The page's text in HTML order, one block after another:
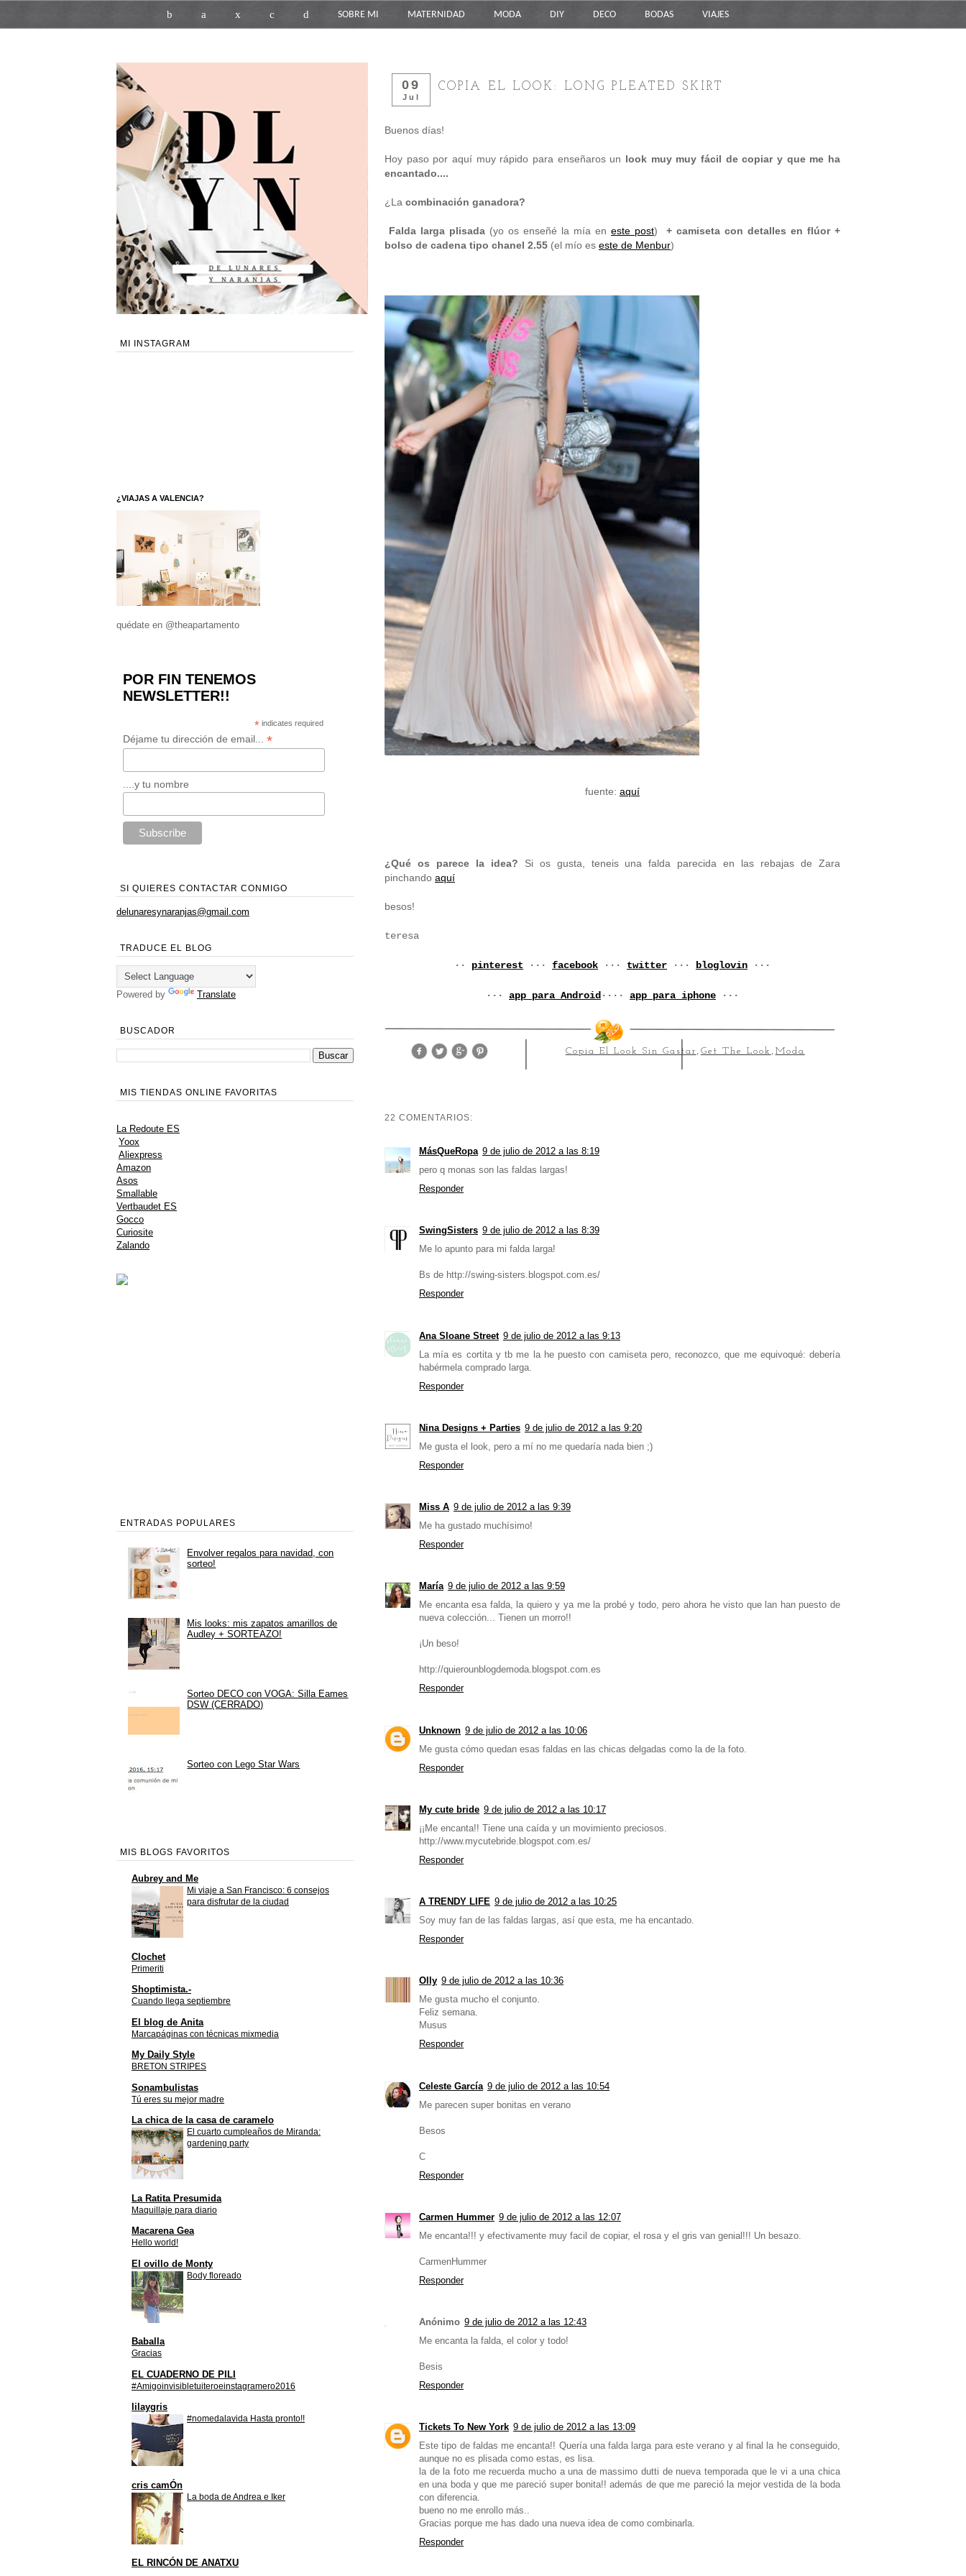
b a x c d SOBRE MI MATERNIDAD MODA DIY DECO BODAS VIAJES
09
Jul
COPIA EL LOOK: LONG PLEATED SKIRT
Buenos días!
Hoy paso por aquí muy rápido para enseñaros un look muy muy fácil de copiar y que me ha
encantado....
¿La combinación ganadora?
Falda larga plisada (yo os enseñé la mía en este post) + camiseta con detalles en flúor +
bolso de cadena tipo chanel 2.55 (el mío es este de Menbur)
fuente: aquí
¿Qué os parece la idea? Si os gusta, teneis una falda parecida en las rebajas de Zara
pinchando aquí
besos!
teresa
·· pinterest ··· facebook ··· twitter ··· bloglovin ···
··· app para Android ···· app para iphone ···
Copia El Look Sin Gastar Get The Look Moda
22 COMENTARIOS:
MásQueRopa 9 de julio de 2012 a las 8:19
pero q monas son las faldas largas!
Responder
SwingSisters 9 de julio de 2012 a las 8:39
Me lo apunto para mi falda larga!
Bs de http://swing-sisters.blogspot.com.es/
Responder
Ana Sloane Street 9 de julio de 2012 a las 9:13
La mía es cortita y tb me la he puesto con camiseta pero, reconozco, que me equivoqué: debería
habérmela comprado larga.
Responder
Nina Designs + Parties 9 de julio de 2012 a las 9:20
Me gusta el look, pero a mí no me quedaría nada bien ;)
Responder
Miss A 9 de julio de 2012 a las 9:39
Me ha gustado muchísimo!
Responder
María 9 de julio de 2012 a las 9:59
Me encanta esa falda, la quiero y ya me la probé y todo, pero ahora he visto que lan han puesto de
nueva colección... Tienen un morro!!
¡Un beso!
http://quierounblogdemoda.blogspot.com.es
Responder
Unknown 9 de julio de 2012 a las 10:06
Me gusta cómo quedan esas faldas en las chicas delgadas como la de la foto.
Responder
My cute bride 9 de julio de 2012 a las 10:17
¡¡Me encanta!! Tiene una caída y un movimiento preciosos.
http://www.mycutebride.blogspot.com.es/
Responder
A TRENDY LIFE 9 de julio de 2012 a las 10:25
Soy muy fan de las faldas largas, así que esta, me ha encantado.
Responder
Olly 9 de julio de 2012 a las 10:36
Me gusta mucho el conjunto.
Feliz semana.
Musus
Responder
Celeste García 9 de julio de 2012 a las 10:54
Me parecen super bonitas en verano
Besos
C
Responder
Carmen Hummer 9 de julio de 2012 a las 12:07
Me encanta!!! y efectivamente muy facil de copiar, el rosa y el gris van genial!!! Un besazo.
CarmenHummer
Responder
Anónimo 9 de julio de 2012 a las 12:43
Me encanta la falda, el color y todo!
Besis
Responder
Tickets To New York 9 de julio de 2012 a las 13:09
Este tipo de faldas me encanta!! Quería una falda larga para este verano y al final la he conseguido,
aunque no es plisada como estas, es lisa.
la de la foto me recuerda mucho a una de massimo dutti de nueva temporada que le vi a una chica
en una boda y que me pareció super bonita!! además de que me pareció la mejor vestida de la boda
con diferencia.
bueno no me enrollo más..
Gracias porque me has dado una nueva idea de como combinarla.
Responder
MI INSTAGRAM
¿VIAJAS A VALENCIA?
quédate en @theapartamento
POR FIN TENEMOS
NEWSLETTER!!
* indicates required
Déjame tu dirección de email... *
....y tu nombre
SI QUIERES CONTACTAR CONMIGO
delunaresynaranjas@gmail.com
TRADUCE EL BLOG
Powered by Translate
BUSCADOR
MIS TIENDAS ONLINE FAVORITAS
La Redoute ES
Yoox
Aliexpress
Amazon
Asos
Smallable
Vertbaudet ES
Gocco
Curiosite
Zalando
ENTRADAS POPULARES
Envolver regalos para navidad, con
sorteo!
Mis looks: mis zapatos amarillos de
Audley + SORTEAZO!
Sorteo DECO con VOGA: Silla Eames
DSW (CERRADO)
Sorteo con Lego Star Wars
MIS BLOGS FAVORITOS
Aubrey and Me
Mi viaje a San Francisco: 6 consejos
para disfrutar de la ciudad
Clochet
Primeriti
Shoptimista.-
Cuando llega septiembre
El blog de Anita
Marcapáginas con técnicas mixmedia
My Daily Style
BRETON STRIPES
Sonambulistas
Tú eres su mejor madre
La chica de la casa de caramelo
El cuarto cumpleaños de Miranda:
gardening party
La Ratita Presumida
Maquillaje para diario
Macarena Gea
Hello world!
El ovillo de Monty
Body floreado
Baballa
Gracias
EL CUADERNO DE PILI
#Amigoinvisibletuiteroeinstagramero2016
lilaygris
#nomedalavida Hasta pronto!!
cris camÓn
La boda de Andrea e Iker
EL RINCÓN DE ANATXU